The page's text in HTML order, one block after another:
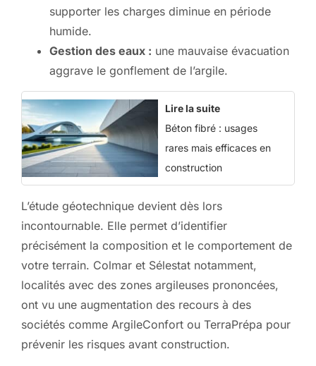
supporter les charges diminue en période
humide.
Gestion des eaux : une mauvaise évacuation
aggrave le gonflement de l’argile.
Lire la suite
Béton fibré : usages
rares mais efficaces en
construction
L’étude géotechnique devient dès lors
incontournable. Elle permet d’identifier
précisément la composition et le comportement de
votre terrain. Colmar et Sélestat notamment,
localités avec des zones argileuses prononcées,
ont vu une augmentation des recours à des
sociétés comme ArgileConfort ou TerraPrépa pour
prévenir les risques avant construction.